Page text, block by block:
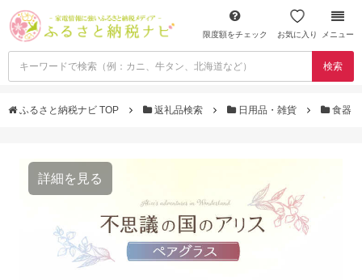
限度額をチェック お気に入り メニュー
検索
ふるさと納税ナビ TOP 返礼品検索 日用品・雑貨 食器
詳細を見る